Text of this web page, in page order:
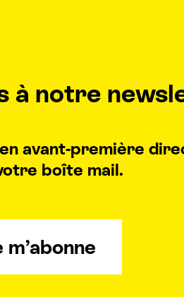
à notre
avant-première
boîte mail.
m’abonne